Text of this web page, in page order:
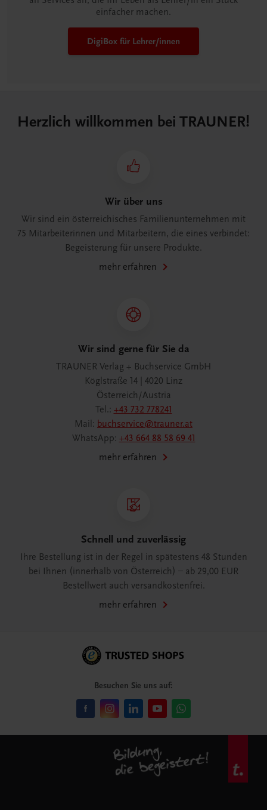
einfacher machen.
DigiBox für Lehrer/innen
Herzlich willkommen bei TRAUNER!
Wir über uns
Wir sind ein österreichisches Familienunternehmen mit
75 Mitarbeiterinnen und Mitarbeitern, die eines verbindet:
Begeisterung für unsere Produkte.
mehr erfahren
Wir sind gerne für Sie da
TRAUNER Verlag + Buchservice GmbH
Köglstraße 14 | 4020 Linz
Österreich/Austria
Tel.: +43 732 778241
Mail: buchservice@trauner.at
WhatsApp: +43 664 88 58 69 41
mehr erfahren
Schnell und zuverlässig
Ihre Bestellung ist in der Regel in spätestens 48 Stunden
bei Ihnen (innerhalb von Österreich) – ab 29,00 EUR
Bestellwert auch versandkostenfrei.
mehr erfahren
Besuchen Sie uns auf: